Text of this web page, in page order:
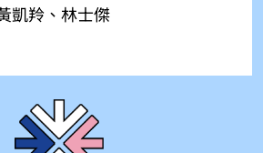
凱羚、林士傑